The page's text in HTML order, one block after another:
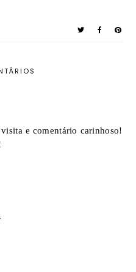
e comentário carinhoso!